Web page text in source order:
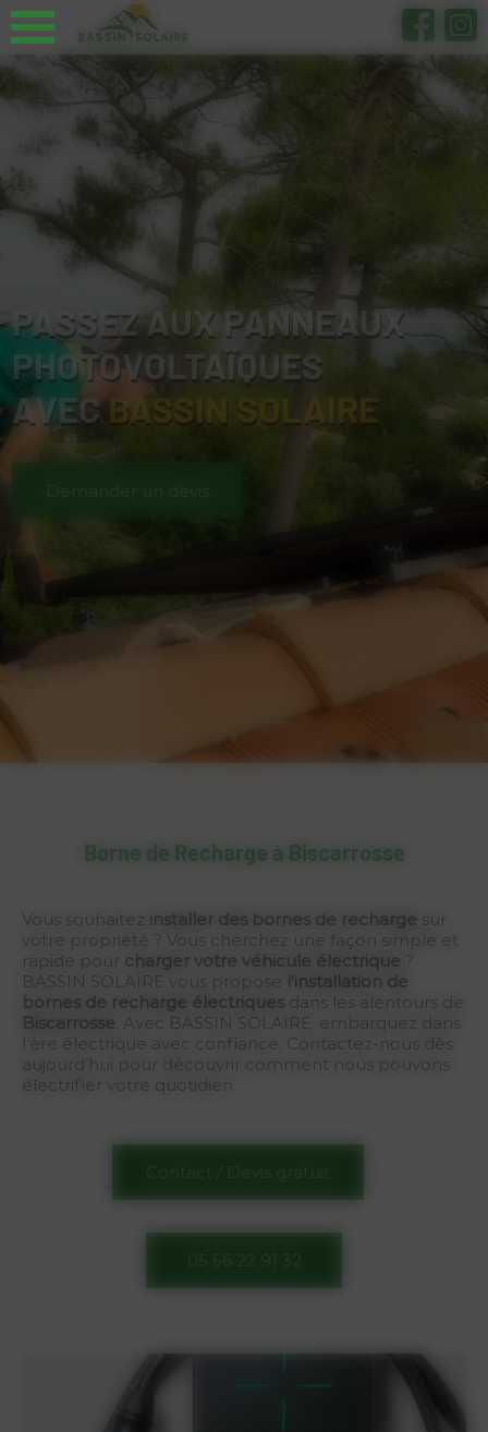
Panneau de gestion des cookies
PASSEZ AUX PANNEAUX
PHOTOVOLTAÏQUES
AVECBASSIN SOLAIRE
Borne de Recharge à Biscarrosse
Vous souhaitez installer des bornes de recharge sur
votre propriété ? Vous cherchez une façon simple et
rapide pour
charger votre véhicule électrique
BASSIN SOLAIRE vous propose
l’installation de
bornes de recharge électriques dans les alentours de
Biscarrosse
. Avec BASSIN SOLAIRE, embarquez dans
l’ère électrique avec confiance. Contactez-nous dès
aujourd’hui pour découvrir comment nous pouvons
électrifier votre quotidien.